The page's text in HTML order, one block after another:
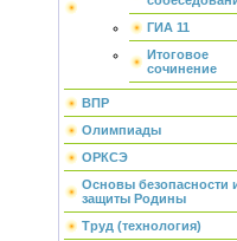
ГИА 11
Итоговое
сочинение
ВПР
Олимпиады
ОРКСЭ
Основы безопасности
защиты Родины
Труд (технология)